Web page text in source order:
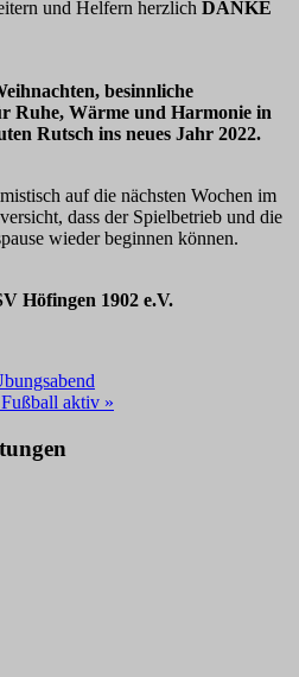
und Helfern herzlich DANKE
besinnliche
Ruhe, Wärme und Harmonie in
Rutsch ins neues Jahr 2022.
auf die nächsten Wochen im
dass der Spielbetrieb und die
wieder beginnen können.
Höfingen 1902 e.V.
aktiv »